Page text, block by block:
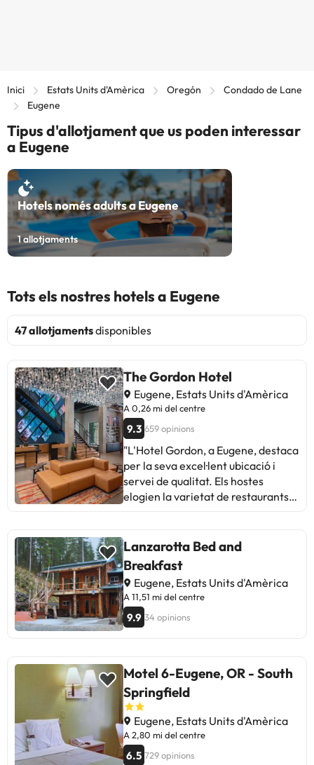
Inici Estats Units d'Amèrica Oregón
Condado de Lane
Eugene
Tipus d'allotjament que us poden interessar
a Eugene
Hotels només adults a Eugene
1allotjaments
Tots els nostres hotels a Eugene
47 allotjamentsdisponibles
The Gordon Hotel
Eugene, Estats Units d'Amèrica
A 0,26 mi del centre
9.3 659 opinions
"L'Hotel Gordon, a Eugene, destaca
per la seva excel·lent ubicació i
servei de qualitat. Els hostes
elogien la varietat de restaurants
que alguns mencionen problemes
amb el WiFi i sorolls exteriors, la
majoria gaudeix de llits còmodes,
bona menja i l'atmosfera única de
l'hotel. Ideal per a aquells que
busquen comoditat i una
Lanzarotta Bed and
Breakfast
Eugene, Estats Units d'Amèrica
A 11,51 mi del centre
9.9 34 opinions
Motel 6-Eugene, OR - South
Springfield
Eugene, Estats Units d'Amèrica
A 2,80 mi del centre
6.5 729 opinions